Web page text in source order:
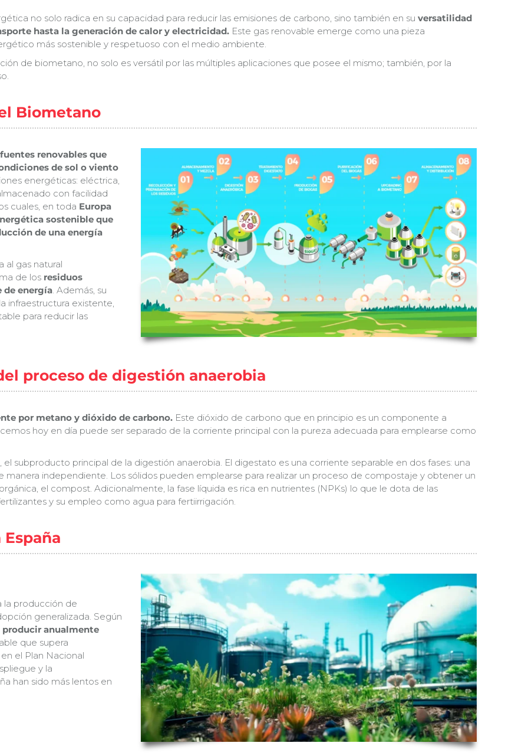
no solo radica en su capacidad para reducir las emisiones de carbono, sino también en su versatilidad
hasta la generación de calor y electricidad. Este gas renovable emerge como una pieza
más sostenible y respetuoso con el medio ambiente.
de biometano, no solo es versátil por las múltiples aplicaciones que posee el mismo; también, por la
Biometano
fuentes renovables que
de sol o viento
energéticas: eléctrica,
con facilidad
cuales, en toda Europa
sostenible que
de una energía
al gas natural
de los residuos
de energía . Además, su
infraestructura existente,
para reducir las
proceso de digestión anaerobia
por metano y dióxido de carbono. Este dióxido de carbono que en principio es un componente a
hoy en día puede ser separado de la corriente principal con la pureza adecuada para emplearse como
, el subproducto principal de la digestión anaerobia. El digestato es una corriente separable en dos fases: una
manera independiente. Los sólidos pueden emplearse para realizar un proceso de compostaje y obtener un
el compost. Adicionalmente, la fase líquida es rica en nutrientes (NPKs) lo que le dota de las
y su empleo como agua para fertiirrigación.
la producción de
generalizada. Según
producir anualmente
que supera
el Plan Nacional
y la
han sido más lentos en